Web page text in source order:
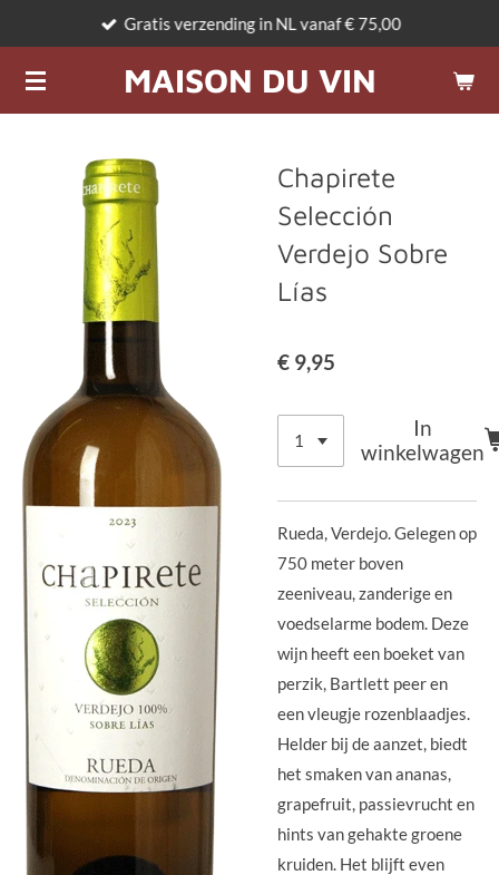
naar
de
MAISON DU VIN
Gratis verzending in NL vanaf € 75,00
Chapirete
Selección
Verdejo Sobre
Lías
€ 9,95
In
winkelwagen
Rueda, Verdejo. Gelegen op
750 meter boven
zeeniveau, zanderige en
voedselarme bodem. Deze
wijn heeft een boeket van
perzik, Bartlett peer en
een vleugje rozenblaadjes.
Helder bij de aanzet, biedt
het smaken van ananas,
grapefruit, passievrucht en
hints van gehakte groene
kruiden. Het blijft even